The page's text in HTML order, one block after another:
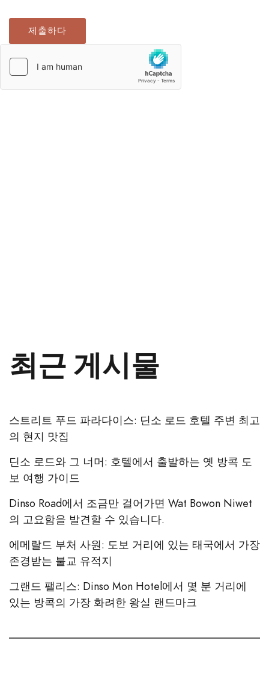
최근 게시물
스트리트 푸드 파라다이스: 딘소 로드 호텔 주변 최고
의 현지 맛집
딘소 로드와 그 너머: 호텔에서 출발하는 옛 방콕 도
보 여행 가이드
Dinso Road에서 조금만 걸어가면 Wat Bowon Niwet
의 고요함을 발견할 수 있습니다.
에메랄드 부처 사원: 도보 거리에 있는 태국에서 가장
존경받는 불교 유적지
그랜드 팰리스: Dinso Mon Hotel에서 몇 분 거리에
있는 방콕의 가장 화려한 왕실 랜드마크